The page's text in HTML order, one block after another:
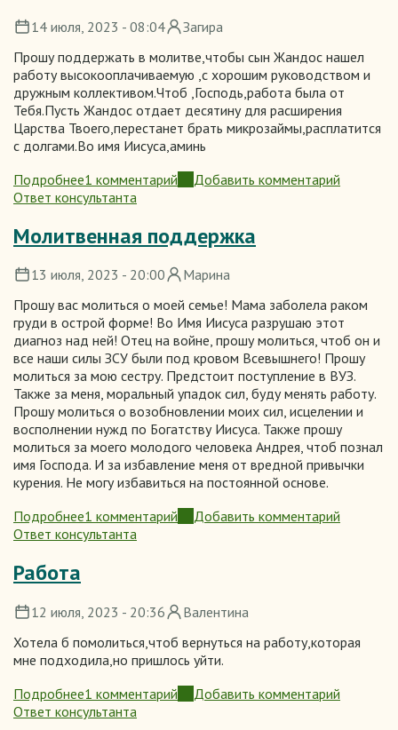
14 июля, 2023 - 08:04
Загира
Прошу поддержать в молитве,чтобы сын Жандос нашел
работу высокооплачиваемую ,с хорошим руководством и
дружным коллективом.Чтоб ,Господь,работа была от
Тебя.Пусть Жандос отдает десятину для расширения
Царства Твоего,перестанет брать микрозаймы,расплатится
с долгами.Во имя Иисуса,аминь
Подробнее
о
За
1 комментарий
Добавить комментарий
Ответ консультанта
Молитвенная поддержка
13 июля, 2023 - 20:00
Марина
Прошу вас молиться о моей семье! Мама заболела раком
груди в острой форме! Во Имя Иисуса разрушаю этот
диагноз над ней! Отец на войне, прошу молиться, чтоб он и
все наши силы ЗСУ были под кровом Всевышнего! Прошу
молиться за мою сестру. Предстоит поступление в ВУЗ.
Также за меня, моральный упадок сил, буду менять работу.
Прошу молиться о возобновлении моих сил, исцелении и
восполнении нужд по Богатству Иисуса. Также прошу
молиться за моего молодого человека Андрея, чтоб познал
имя Господа. И за избавление меня от вредной привычки
курения. Не могу избавиться на постоянной основе.
Подробнее
о
Молитвенная
поддержка
1 комментарий
Добавить комментарий
Ответ консультанта
Работа
12 июля, 2023 - 20:36
Валентина
Хотела б помолиться,чтоб вернуться на работу,которая
мне подходила,но пришлось уйти.
Подробнее
о
Работа
1 комментарий
Добавить комментарий
Ответ консультанта